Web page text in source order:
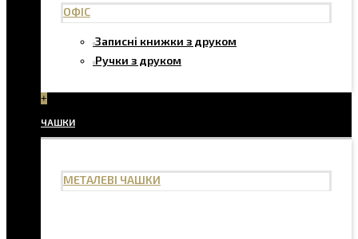
ОФІС
Записні книжки з друком
Ручки з друком
+
ЧАШКИ
МЕТАЛЕВІ ЧАШКИ